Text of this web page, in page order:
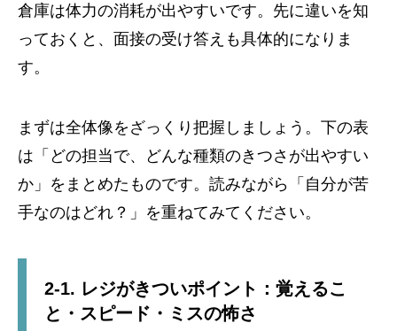
倉庫は体力の消耗が出やすいです。先に違いを知
っておくと、面接の受け答えも具体的になりま
す。
まずは全体像をざっくり把握しましょう。下の表
は「どの担当で、どんな種類のきつさが出やすい
か」をまとめたものです。読みながら「自分が苦
手なのはどれ？」を重ねてみてください。
2-1. レジがきついポイント：覚えるこ
と・スピード・ミスの怖さ